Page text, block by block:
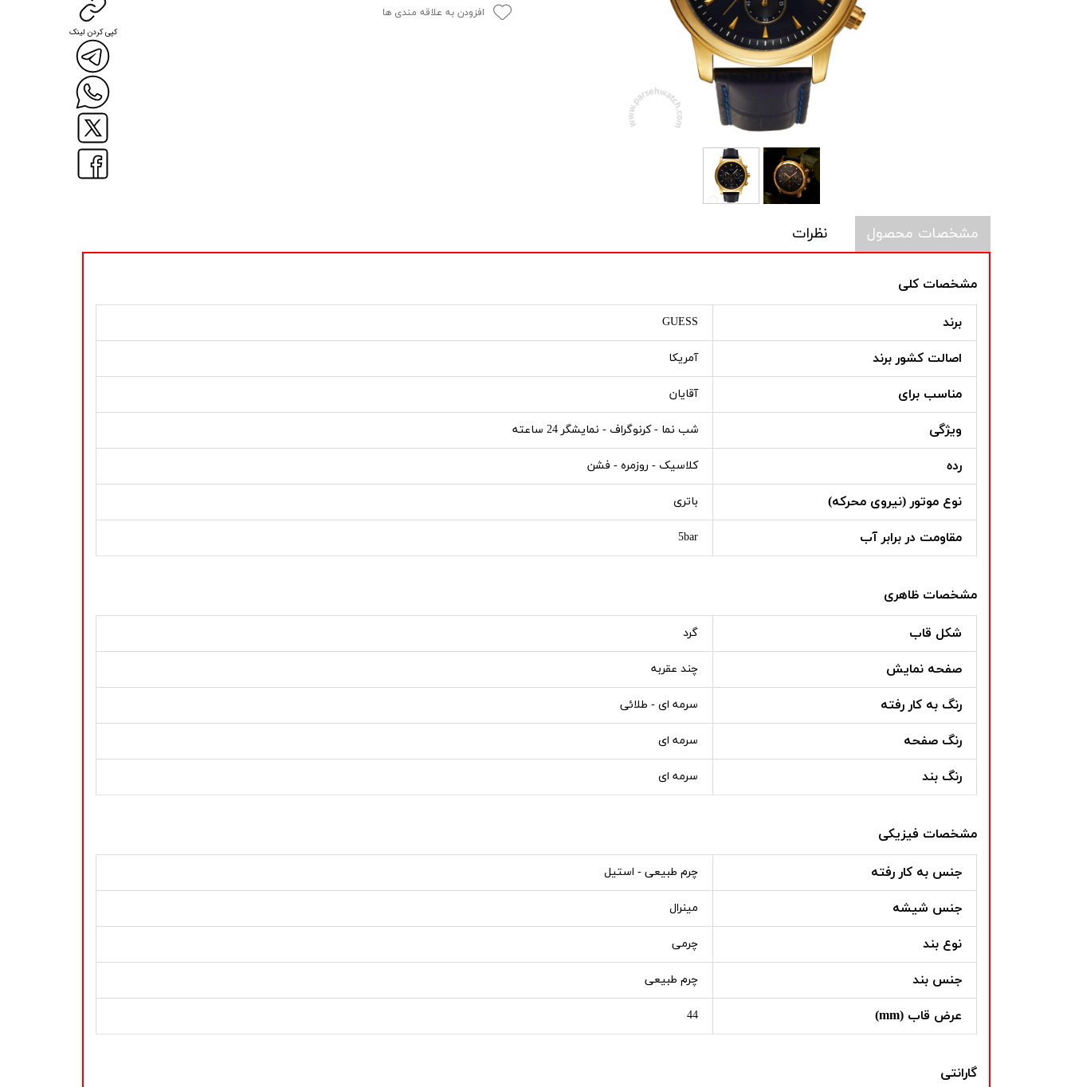
افزودن به علاقه مندی ها
مشخصات محصول نظرات
مشخصات کلی
برند GUESS
اصالت کشور برند آمریکا
مناسب برای آقایان
ویژگی شب نما - کرنوگراف - نمایشگر 24 ساعته
رده کلاسیک - روزمره - فشن
نوع موتور (نیروی محرکه) باتری
مقاومت در برابر آب 5bar
مشخصات ظاهری
شکل قاب گرد
صفحه نمایش چند عقربه
رنگ به کار رفته سرمه ای - طلائی
رنگ صفحه سرمه ای
رنگ بند سرمه ای
مشخصات فیزیکی
جنس به کار رفته چرم طبیعی - استیل
جنس شیشه مینرال
نوع بند چرمی
جنس بند چرم طبیعی
عرض قاب (mm) 44
گارانتی
کپی کردن لینک